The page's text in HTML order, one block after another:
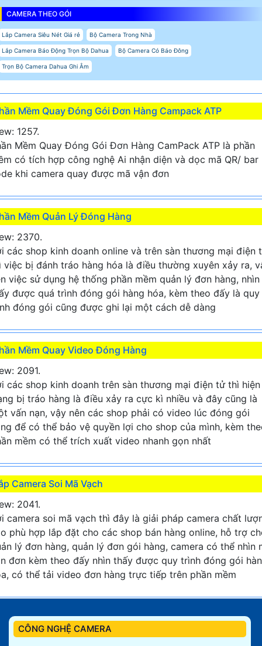
CAMERA THEO GÓI
Lắp Camera Siêu Nét Giá rẻ Bộ Camera Trong Nhà
Lắp Camera Báo Động Trọn Bộ Dahua Bộ Camera Có Báo Đông
Trọn Bộ Camera Dahua Ghi Âm
Mềm Quay Đóng Gói Đơn Hàng Campack ATP
1257.
Mềm Quay Đóng Gói Đơn Hàng CamPack ATP là phần
có tích hợp công nghệ Ai nhận diện và dọc mã QR/ bar
khi camera quay được mã vận đơn
Mềm Quản Lý Đóng Hàng
2370.
các shop kinh doanh online và trên sàn thương mại điện
việc bị đánh tráo hàng hóa là điều thường xuyên xảy ra,
việc sử dụng hệ thống phần mềm quản lý đơn hàng, nhìn
được quá trình đóng gói hàng hóa, kèm theo đấy là quy
đóng gói cũng được ghi lại một cách dễ dàng
Mềm Quay Video Đóng Hàng
2091.
các shop kinh doanh trên sàn thương mại điện tử thì hiện
bị tráo hàng là điều xảy ra cực kì nhiều và đây cũng là
vấn nạn, vậy nên các shop phải có video lúc đóng gói
để có thể bảo vệ quyền lợi cho shop của mình, kèm
mềm có thể trích xuất video nhanh gọn nhất
Camera Soi Mã Vạch
2041.
camera soi mã vạch thì đây là giải pháp camera chất
phù hợp lắp đặt cho các shop bán hàng online, hỗ trợ
lý đơn hàng, quản lý đơn gói hàng, camera có thể nhìn
đơn kèm theo đấy nhìn thấy được quy trình đóng gói
có thể tải video đơn hàng trực tiếp trên phần mềm
CÔNG NGHỆ CAMERA